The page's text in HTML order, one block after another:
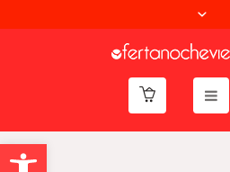
Abrir barra de herramientas